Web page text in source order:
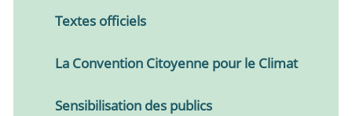
Textes officiels
La Convention Citoyenne pour le Climat
Sensibilisation des publics